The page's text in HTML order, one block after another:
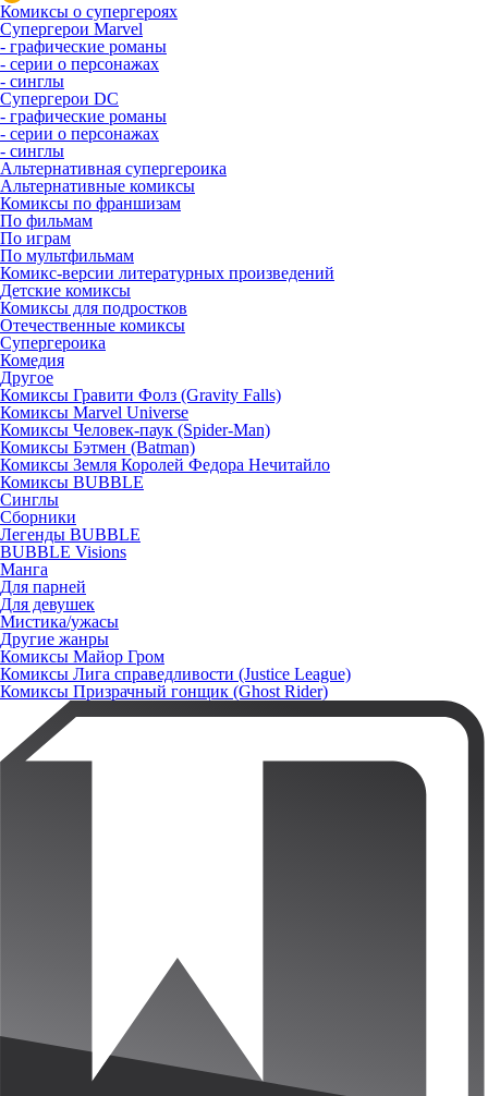
Комиксы о супергероях
Супергерои Marvel
- графические романы
- серии о персонажах
- синглы
Супергерои DC
- графические романы
- серии о персонажах
- синглы
Альтернативная супергероика
Альтернативные комиксы
Комиксы по франшизам
По фильмам
По играм
По мультфильмам
Комикс-версии литературных произведений
Детские комиксы
Комиксы для подростков
Отечественные комиксы
Супергероика
Комедия
Другое
Комиксы Гравити Фолз (Gravity Falls)
Комиксы Marvel Universe
Комиксы Человек-паук (Spider-Man)
Комиксы Бэтмен (Batman)
Комиксы Земля Королей Федора Нечитайло
Комиксы BUBBLE
Синглы
Сборники
Легенды BUBBLE
BUBBLE Visions
Манга
Для парней
Для девушек
Мистика/ужасы
Другие жанры
Комиксы Майор Гром
Комиксы Лига справедливости (Justice League)
Комиксы Призрачный гонщик (Ghost Rider)